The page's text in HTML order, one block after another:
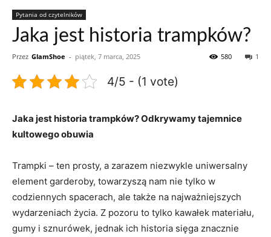
Pytania od czytelników
Jaka jest historia trampków?
Przez GlamShoe - piątek, 7 marca, 2025 1
580
4/5 - (1 vote)
Jaka jest historia‌ trampków? Odkrywamy tajemnice
kultowego obuwia
Trampki – ten prosty, a⁢ zarazem niezwykle uniwersalny
element garderoby, towarzyszą nam nie tylko w
codziennych spacerach, ale także na najważniejszych
wydarzeniach życia. Z pozoru to tylko kawałek ​materiału,
gumy i sznurówek, jednak ich historia sięga ​znacznie⁣